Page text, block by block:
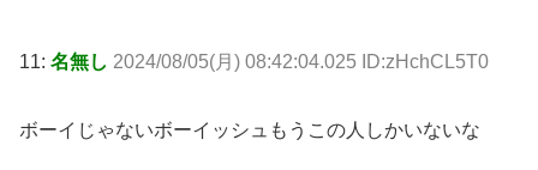
11: 名無し 2024/08/05(月) 08:42:04.025 ID:zHchCL5T0
ボーイじゃないボーイッシュもうこの人しかいないな